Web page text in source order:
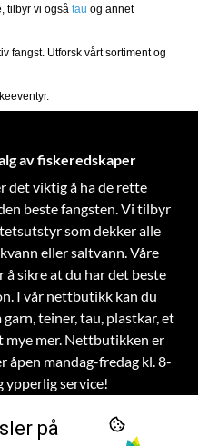
tilbyr vi også tau og annet
fangst. Utforsk vårt sortiment og
av fiskeredskaper
det viktig å ha de rette
beste fangsten. Vi tilbyr
som dekker alle
eller saltvann. Våre
sikre at du har det beste
I vår nettbutikk kan du
teiner, tau, plastkar, et
mer. Nettbutikken er
åpen mandag-fredag kl. 8-
ypperlig service!
på